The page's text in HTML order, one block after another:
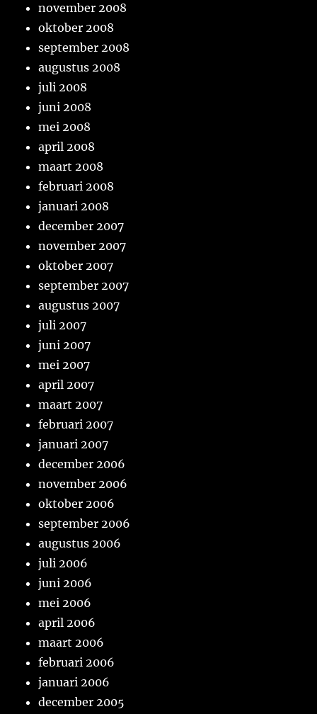
november 2008
oktober 2008
september 2008
augustus 2008
juli 2008
juni 2008
mei 2008
april 2008
maart 2008
februari 2008
januari 2008
december 2007
november 2007
oktober 2007
september 2007
augustus 2007
juli 2007
juni 2007
mei 2007
april 2007
maart 2007
februari 2007
januari 2007
december 2006
november 2006
oktober 2006
september 2006
augustus 2006
juli 2006
juni 2006
mei 2006
april 2006
maart 2006
februari 2006
januari 2006
december 2005